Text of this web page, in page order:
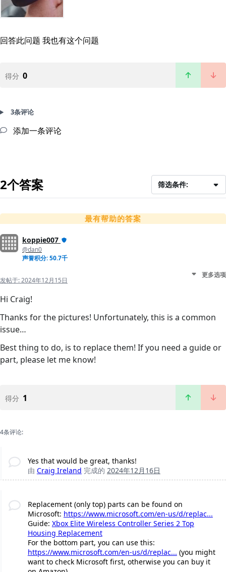
回答此问题 我也有这个问题
得分 0
3条评论
添加一条评论
2个答案 筛选条件:
最有帮助的答案
koppie007
@dan0
声誉积分: 50.7千
发帖于:2024年12月15日
更多选项
Hi Craig!
Thanks for the pictures! Unfortunately, this is a common
issue…
Best thing to do, is to replace them! If you need a guide or
part, please let me know!
得分 1
4条评论:
Yes that would be great, thanks!
由 Craig Ireland 完成的 2024年12月16日
Replacement (only top) parts can be found on
Microsoft: https://www.microsoft.com/en-us/d/replac...
Guide: Xbox Elite Wireless Controller Series 2 Top
Housing Replacement
For the bottom part, you can use this:
https://www.microsoft.com/en-us/d/replac... (you might
want to check Microsoft first, otherwise you can buy it